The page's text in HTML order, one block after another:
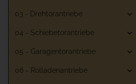
03 - Drehtorantriebe
04 - Schiebetorantriebe
05 - Garagentorantriebe
06 - Rolladenantriebe